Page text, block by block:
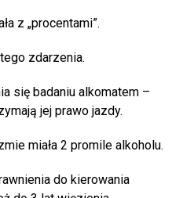
z „procentami”.
zdarzenia.
się badaniu alkomatem –
jej prawo jazdy.
miała 2 promile alkoholu.
do kierowania